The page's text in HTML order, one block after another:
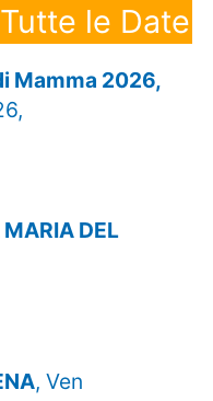
le Date
Mamma 2026,
DEL
, Ven